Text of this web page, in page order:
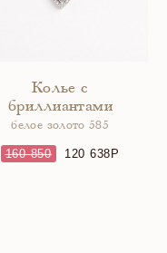
Колье с
бриллиантами
белое золото 585
160 850 120 638